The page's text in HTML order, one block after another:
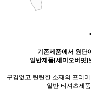
기존제품에서 원단
일반제품[세미오버핏]
구김없고 탄탄한 소재의 프리
일반 티셔츠제